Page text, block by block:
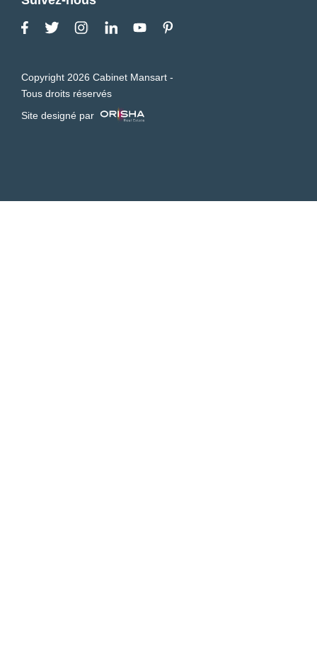
Copyright 2026 Cabinet Mansart -
Tous droits réservés
Site designé par